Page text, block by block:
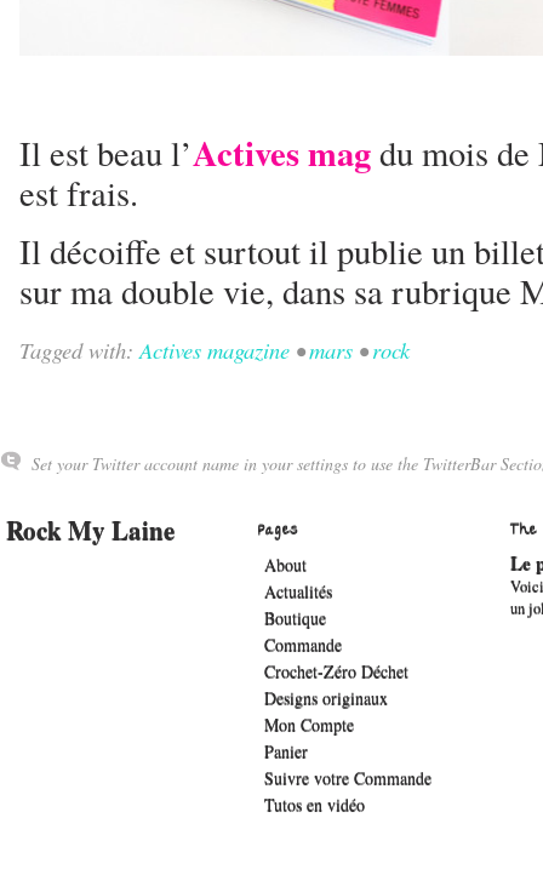
Il est beau l’Activesmagdu mois
est frais.
Il décoiffe et surtout il publie un
sur ma double vie, dans sa rubrique
Tagged with: Actives magazine •mars •rock
Set your Twitter account name in your settings to use the TwitterBar
Rock My Laine Pages
About
Actualités
Boutique
Commande
Crochet-Zéro Déchet
Designs originaux
Mon Compte
Panier
Suivre votre Commande
Tutos en vidéo
Le
un